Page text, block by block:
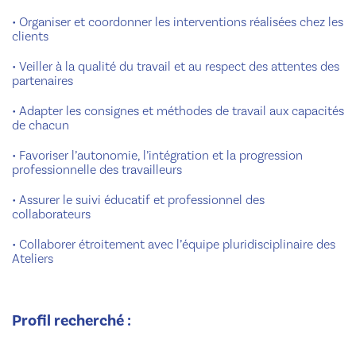
• Organiser et coordonner les interventions réalisées chez les
clients
• Veiller à la qualité du travail et au respect des attentes des
partenaires
• Adapter les consignes et méthodes de travail aux capacités
de chacun
• Favoriser l’autonomie, l’intégration et la progression
professionnelle des travailleurs
• Assurer le suivi éducatif et professionnel des
collaborateurs
• Collaborer étroitement avec l’équipe pluridisciplinaire des
Ateliers
Profil recherché :